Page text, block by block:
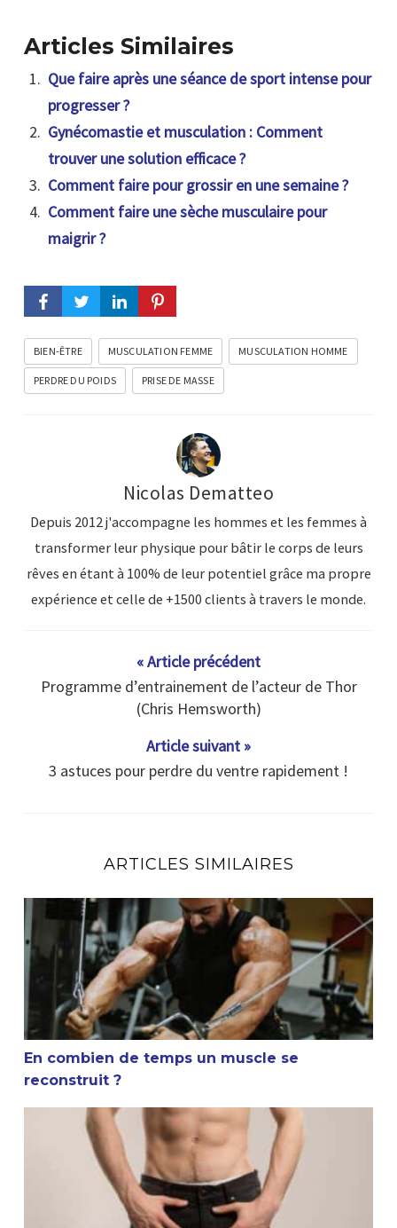
Articles Similaires
Que faire après une séance de sport intense pour
progresser ?
Gynécomastie et musculation : Comment
trouver une solution efficace ?
Comment faire pour grossir en une semaine ?
Comment faire une sèche musculaire pour
maigrir ?
BIEN-ÊTRE MUSCULATION FEMME MUSCULATION HOMME
PERDRE DU POIDS PRISE DE MASSE
Nicolas Dematteo
Depuis 2012 j'accompagne les hommes et les femmes à
transformer leur physique pour bâtir le corps de leurs
rêves en étant à 100% de leur potentiel grâce ma propre
expérience et celle de +1500 clients à travers le monde.
« Article précédent
Programme d’entrainement de l’acteur de Thor
(Chris Hemsworth)
Article suivant »
3 astuces pour perdre du ventre rapidement !
ARTICLES SIMILAIRES
En combien de temps un muscle se reconstruit ?
En combien de temps un muscle se
reconstruit ?
La masturbation et la musculation sont-elles